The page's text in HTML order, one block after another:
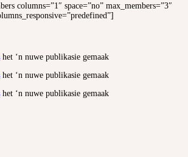
columns=”1″ space=”no” max_members=”3″
het ‘n nuwe publikasie gemaak
het ‘n nuwe publikasie gemaak
het ‘n nuwe publikasie gemaak